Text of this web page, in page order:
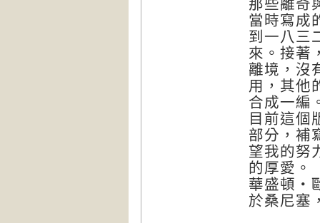
那些離奇
當時寫成
到一八三
來。接著
離境，沒
用，其他
合成一編
目前這個
部分，補
望我的努
的厚愛。
華盛頓‧
於桑尼塞